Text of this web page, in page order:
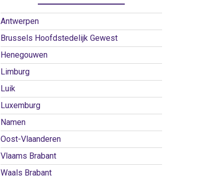
Antwerpen
Brussels Hoofdstedelijk Gewest
Henegouwen
Limburg
Luik
Luxemburg
Namen
Oost-Vlaanderen
Vlaams Brabant
Waals Brabant